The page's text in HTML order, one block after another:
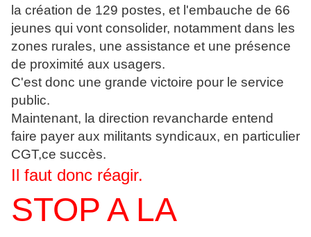
la création de 129 postes, et l'embauche de 66
jeunes qui vont consolider, notamment dans les
zones rurales, une assistance et une présence
de proximité aux usagers.
C'est donc une grande victoire pour le service
public.
Maintenant, la direction revancharde entend
faire payer aux militants syndicaux, en particulier
CGT,ce succès.
Il faut donc réagir.
STOP A LA